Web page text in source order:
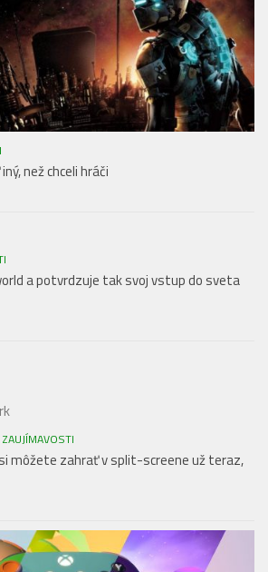
než chceli hráči
a potvrdzuje tak svoj vstup do sveta
ZAUJÍMAVOSTI
môžete zahrať v split-screene už teraz,